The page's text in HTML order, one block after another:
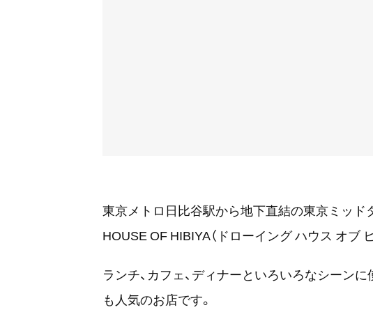
東京メトロ日比谷駅から地下直結の東京ミッド
HOUSE OF HIBIYA（ドローイング ハウス オブ ヒ
ランチ、カフェ、ディナーといろいろなシーン
も人気のお店です。